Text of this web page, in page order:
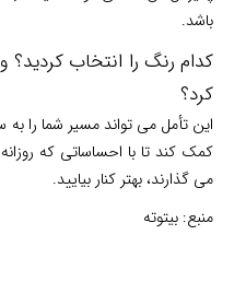
باشد.
کدام رنگ را انتخاب
کرد؟
این تأمل می تواند مسیر شما را
کمک کند تا با احساساتی که
می گذارند، بهتر کنار بیایید.
منبع: بیتوته